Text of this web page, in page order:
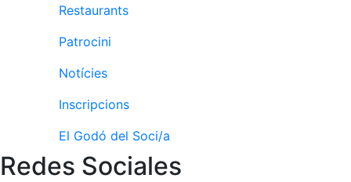
Restaurants
Patrocini
Notícies
Inscripcions
El Godó del Soci/a
Redes Sociales